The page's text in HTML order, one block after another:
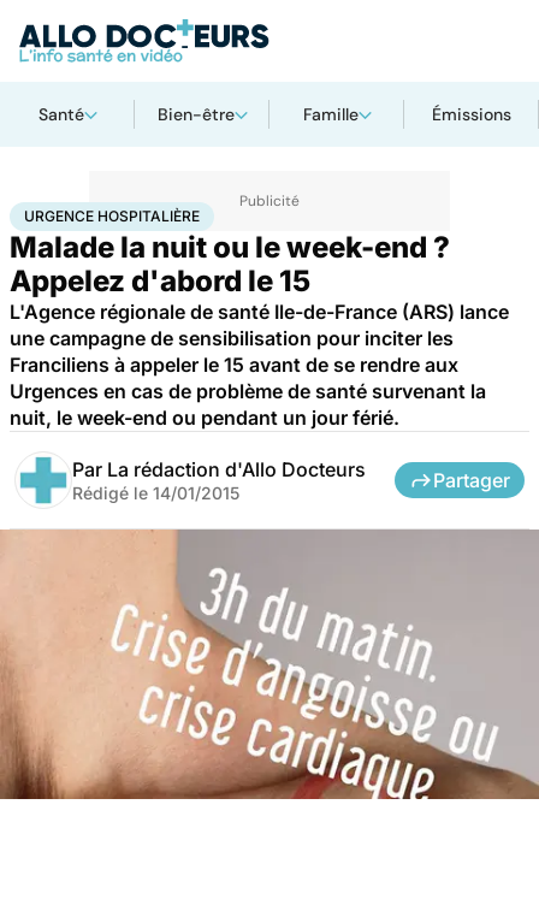
Santé Bien-être Famille Émissions
AccueilSantéUrgencesUrgence hospitalière
URGENCE HOSPITALIÈRE
Malade la nuit ou le week-end ?
Appelez d'abord le 15
L'Agence régionale de santé Ile-de-France (ARS) lance
une campagne de sensibilisation pour inciter les
Franciliens à appeler le 15 avant de se rendre aux
Urgences en cas de problème de santé survenant la
nuit, le week-end ou pendant un jour férié.
Par La rédaction d'Allo Docteurs
Rédigé le 14/01/2015
Partager